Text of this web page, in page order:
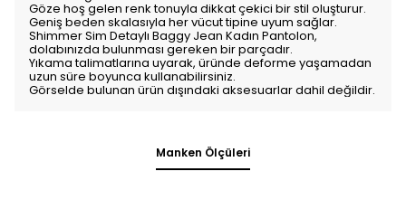
Göze hoş gelen renk tonuyla dikkat çekici bir stil oluşturur.
Geniş beden skalasıyla her vücut tipine uyum sağlar.
Shimmer Sim Detaylı Baggy Jean Kadın Pantolon,
dolabınızda bulunması gereken bir parçadır.
Yıkama talimatlarına uyarak, üründe deforme yaşamadan
uzun süre boyunca kullanabilirsiniz.
Görselde bulunan ürün dışındaki aksesuarlar dahil değildir.
Manken Ölçüleri